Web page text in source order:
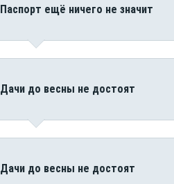
Паспорт ещё ничего не значит
Дачи до весны не достоят
Дачи до весны не достоят